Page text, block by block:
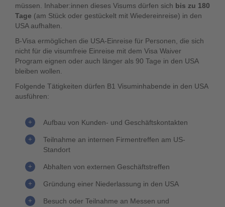
müssen. Inhaber:innen dieses Visums dürfen sich bis zu 180
Tage (am Stück oder gestückelt mit Wiedereinreise) in den
USA aufhalten.
B-Visa ermöglichen die USA-Einreise für Personen, die sich
nicht für die visumfreie Einreise mit dem Visa Waiver
Program eignen oder auch länger als 90 Tage in den USA
bleiben wollen.
Folgende Tätigkeiten dürfen B1 Visuminhabende in den USA
ausführen:
Aufbau von Kunden- und Geschäftskontakten
Teilnahme an internen Firmentreffen am US-
Standort
Abhalten von externen Geschäftstreffen
Gründung einer Niederlassung in den USA
Besuch oder Teilnahme an Messen und